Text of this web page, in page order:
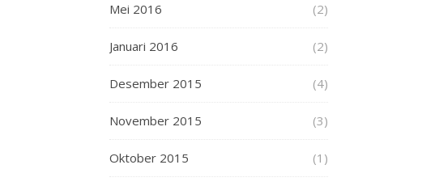
Mei 2016 (2)
Januari 2016 (2)
Desember 2015 (4)
November 2015 (3)
Oktober 2015 (1)